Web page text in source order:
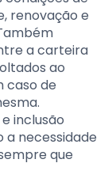
renovação e
a carteira
ao
caso de
inclusão
a necessidade
que